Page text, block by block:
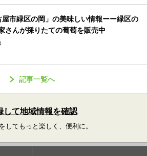
屋市緑区の岡」の美味しい情報ーー緑区の
さんが採りたての葡萄を販売中
記事一覧へ
して地域情報を確認
してもっと楽しく、便利に。